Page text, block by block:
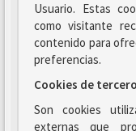
Usuario. Estas
como visitante
contenido para
preferencias.
Cookies de
Son cookies
externas que